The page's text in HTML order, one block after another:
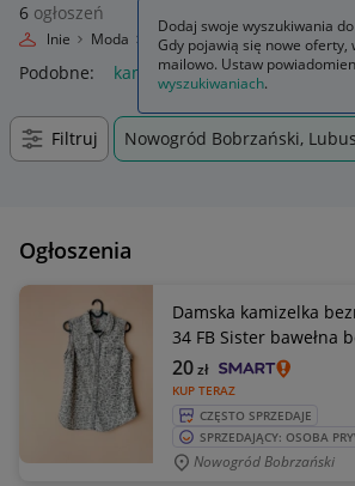
6 ogłoszeń
Lokalnie Moda Odzież, Obuwie, Dodatki
Podobne: kamizelka kamizelka do
Filtruj Nowogród Bobrzański,
Ogłoszenia
Damska kamizelka
34 FB Sister bawełna
KUP TERAZ
20zł
CZĘSTO SPRZEDAJE
SPRZEDAJĄCY: OSOBA
Nowogród Bobrzański
Dodaj swoje wyszukiwania
Gdy pojawią się nowe oferty,
mailowo. Ustaw
wyszukiwaniach.